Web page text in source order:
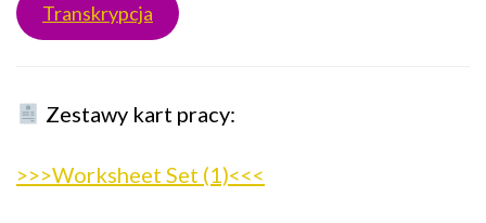
Transkrypcja
Zestawy kart pracy:
>>>Worksheet Set (1)<<<